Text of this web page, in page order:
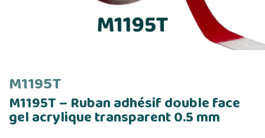
M1195T
M1195T – Ruban adhésif double face
gel acrylique transparent 0.5 mm